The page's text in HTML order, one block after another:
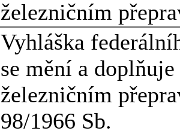
železničním
Vyhláška
se mění a
železničním
98/1966 Sb.